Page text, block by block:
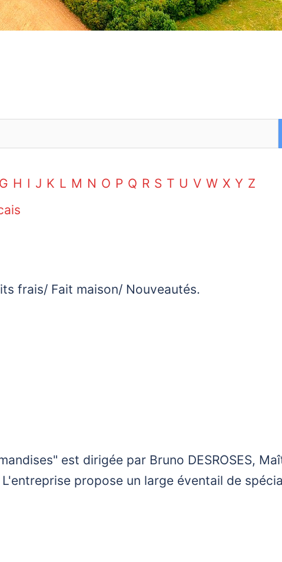
G H I J K L M N O P Q R S T U V W X Y Z
frais/ Fait maison/ Nouveautés.
est dirigée par Bruno DESROSES,
propose un large éventail de